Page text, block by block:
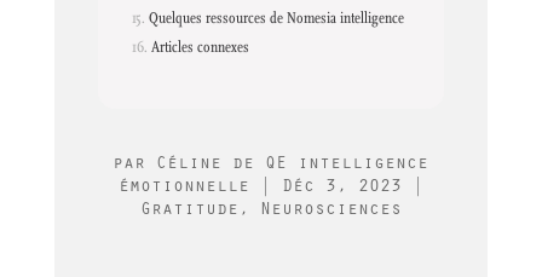
Quelques ressources de Nomesia intelligence
Articles connexes
par Céline de QE intelligence
émotionnelle
Déc 3, 2023
Gratitude , Neurosciences